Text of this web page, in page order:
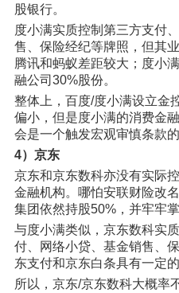
股银行。
度小满实质控制第三方支付
售、保险经纪等牌照，但其
腾讯和蚂蚁差距较大；度小
融公司30%股份。
整体上，百度/度小满设立金
偏小，但是度小满的消费金
会是一个触发宏观审慎条款的
4）京东
京东和京东数科亦没有实际
金融机构。哪怕安联财险改
集团依然持股50%，并牢牢掌
与度小满类似，京东数科实
付、网络小贷、基金销售、
东支付和京东白条具有一定的
所以，京东/京东数科大概率